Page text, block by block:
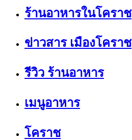
ร้านอาหารในโคราช
ข่าวสาร เมืองโคราช
รีวิว ร้านอาหาร
เมนูอาหาร
โคราช